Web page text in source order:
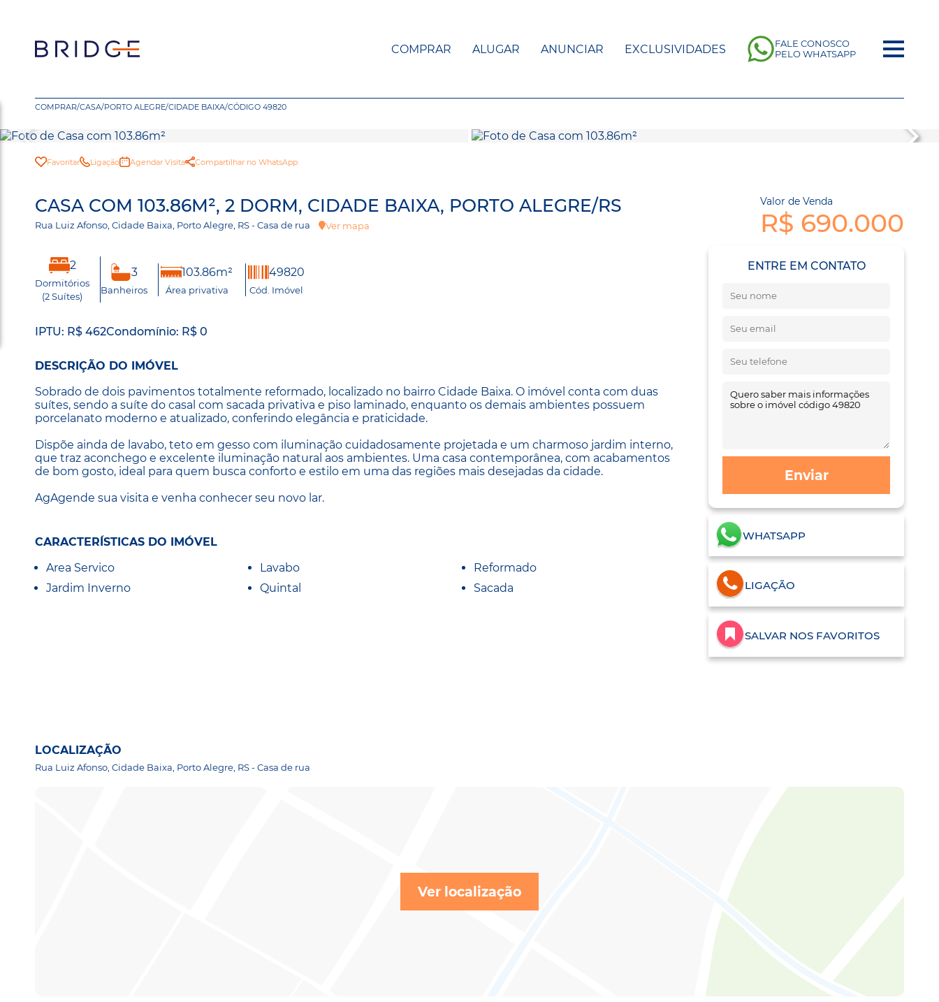
COMPRAR ALUGAR ANUNCIAR EXCLUSIVIDADES
FALE CONOSCO
PELO WHATSAPP
COMPRAR/CASA/PORTO ALEGRE/CIDADE BAIXA/CÓDIGO 49820
Favoritar Ligação Agendar Visita Compartilhar no WhatsApp
CASA COM 103.86M², 2 DORM, CIDADE BAIXA, PORTO ALEGRE/RS
Rua Luiz Afonso, Cidade Baixa, Porto Alegre, RS - Casa de rua Ver mapa
Valor de Venda
R$ 690.000
2
Dormitórios
(2 Suítes)
3
Banheiros
103.86m²
Área privativa
49820
Cód. Imóvel
IPTU: R$ 462Condomínio: R$ 0
DESCRIÇÃO DO IMÓVEL
Sobrado de dois pavimentos totalmente reformado, localizado no bairro Cidade Baixa. O imóvel conta com duas
suítes, sendo a suíte do casal com sacada privativa e piso laminado, enquanto os demais ambientes possuem
porcelanato moderno e atualizado, conferindo elegância e praticidade.
Dispõe ainda de lavabo, teto em gesso com iluminação cuidadosamente projetada e um charmoso jardim interno,
que traz aconchego e excelente iluminação natural aos ambientes. Uma casa contemporânea, com acabamentos
de bom gosto, ideal para quem busca conforto e estilo em uma das regiões mais desejadas da cidade.
AgAgende sua visita e venha conhecer seu novo lar.
CARACTERÍSTICAS DO IMÓVEL
Area Servico
Jardim Inverno
Lavabo
Quintal
Reformado
Sacada
ENTRE EM CONTATO
Enviar
WHATSAPP
LIGAÇÃO
SALVAR NOS FAVORITOS
LOCALIZAÇÃO
Rua Luiz Afonso, Cidade Baixa, Porto Alegre, RS - Casa de rua
Ver localização